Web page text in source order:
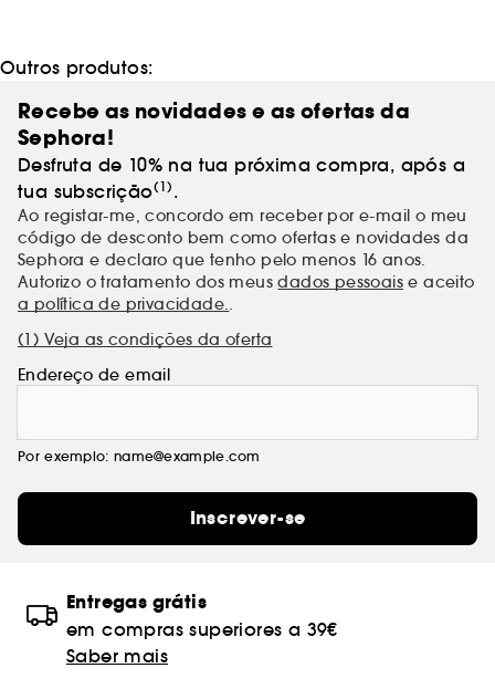
Outros produtos:
Recebe as novidades e as ofertas da
Sephora!
Desfruta de 10% na tua próxima compra, após a
tua subscrição(1) .
Ao registar-me, concordo em receber por e-mail o meu
código de desconto bem como ofertas e novidades da
Sephora e declaro que tenho pelo menos 16 anos.
Autorizo o tratamento dos meusdados pessoais e aceito
a política de privacidade..
(1) Veja as condições da oferta
Endereço de email
Por exemplo: name@example.com
Inscrever-se
Entregas grátis
em compras superiores a 39€
Saber mais